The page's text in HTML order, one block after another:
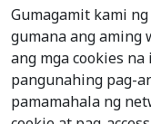
Gumagamit kami
gumana ang
ang mga cookies
pangunahing pag-
pamamahala ng